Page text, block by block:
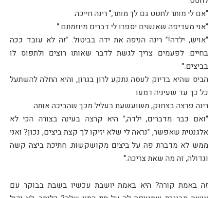
"אם לי מותר לחטט גם לך מותר," רינה חייכה.
"אני מעדיפה שאנשים יספרו לי דברים מיוזמתם."
"אויש, ילדה!" רינה הניפה את ידה בביטול. "זה לא עובד ככה
בחיים. לפעמים צריך לגשת לדבר שאותו רוצים ולתפוס לו
בביצים."
הביס שהיא בדיוק לעסה נתקע לרון בגרון, והיא החלה להשתעל
כל כך עד שעיניה דמעו.
רינה פרצה בצחוק, משועשעת בעליל מכך שהביכה אותה.
"ואם כבר מדברים, ילדה," היא קרצה בעינה בצורה הכי לא
אלגנטית שאפשר, "נראה לי שלא יזיקו לך קצת ביצים, נכון? ואני
ממש לא מדברת פה על ביצים מקושקשות. חתיכת ביצה קשה
וגדולה, זה מה שאת צריכה."
זה באמת קורה? היא באמת יושבת עכשיו בשבת בבוקר עם